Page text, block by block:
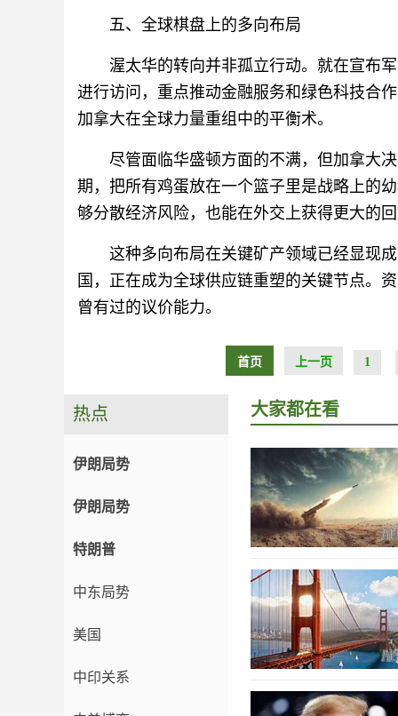
五、全球棋盘上的多向布局
渥太华的转向并非孤立行动。就在宣布
进行访问，重点推动金融服务和绿色科技合
加拿大在全球力量重组中的平衡术。
尽管面临华盛顿方面的不满，但加拿大
期，把所有鸡蛋放在一个篮子里是战略上的
够分散经济风险，也能在外交上获得更大的
这种多向布局在关键矿产领域已经显现
国，正在成为全球供应链重塑的关键节点。
曾有过的议价能力。
首页 上一页 1
热点
伊朗局势
伊朗局势
特朗普
中东局势
美国
中印关系
大家都在看